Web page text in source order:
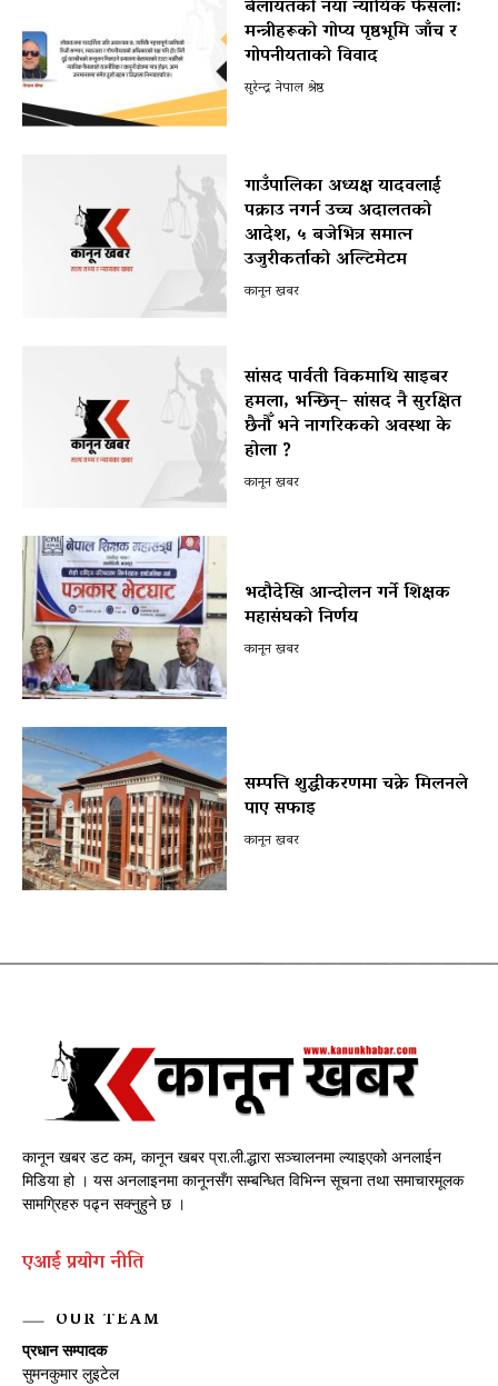
बेलायतको नयाँ न्यायिक फैसला:
मन्त्रीहरूको गोप्य पृष्ठभूमि जाँच र
गोपनीयताको विवाद
सुरेन्द्र नेपाल श्रेष्ठ
गाउँपालिका अध्यक्ष यादवलाई
पक्राउ नगर्न उच्च अदालतको
आदेश, ५ बजेभित्र समात्न
उजुरीकर्ताको अल्टिमेटम
कानून खबर
सांसद पार्वती विकमाथि साइबर
हमला, भन्छिन्– सांसद नै सुरक्षित
छैनौँ भने नागरिकको अवस्था के
होला ?
कानून खबर
भदौदेखि आन्दोलन गर्ने शिक्षक
महासंघको निर्णय
कानून खबर
सम्पत्ति शुद्धीकरणमा चक्रे मिलनले
पाए सफाइ
कानून खबर
कानून खबर डट कम, कानून खबर प्रा.ली.द्धारा सञ्चालनमा ल्याइएको अनलाईन
मिडिया हो । यस अनलाइनमा कानूनसँग सम्बन्धित विभिन्न सूचना तथा समाचारमूलक
सामग्रिहरु पढ्न सक्नुहुने छ ।
एआई प्रयाेग नीति
OUR TEAM
प्रधान सम्पादक
सुमनकुमार लुइटेल